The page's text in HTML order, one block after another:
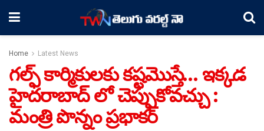
Home Latest News
గల్ఫ్ కార్మికులకు కష్టమొస్తే… ఇక్కడ
హైదరాబాద్ లో చెప్పుకోవచ్చు :
మంత్రి పొన్నం ప్రభాకర్